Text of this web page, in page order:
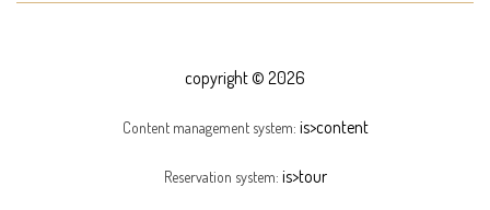
copyright © 2026
Content management system: is>content
Reservation system: is>tour